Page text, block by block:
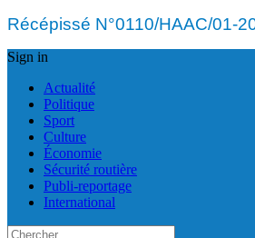
Récépissé N°0110/HAAC/01-
Sign in
Actualité
Politique
Sport
Culture
Économie
Sécurité routière
Publi-reportage
International